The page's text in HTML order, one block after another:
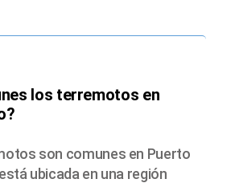
los terremotos en
son comunes en Puerto
ubicada en una región